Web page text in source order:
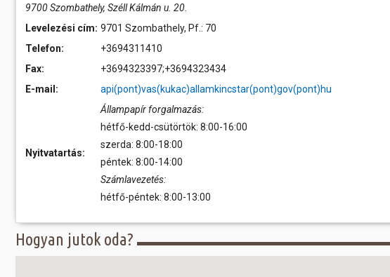
9700 Szombathely, Széll Kálmán u. 20.
Levelezési cím: 9701 Szombathely, Pf.: 70
Telefon:
+3694311410
Fax:
+3694323397;+3694323434
E-mail:
api(pont)vas(kukac)allamkincstar(pont)gov(pont)hu
Nyitvatartás:
Állampapír forgalmazás:
hétfő-kedd-csütörtök: 8:00-16:00
szerda: 8:00-18:00
péntek: 8:00-14:00
Számlavezetés:
hétfő-péntek: 8:00-13:00
Hogyan jutok oda?